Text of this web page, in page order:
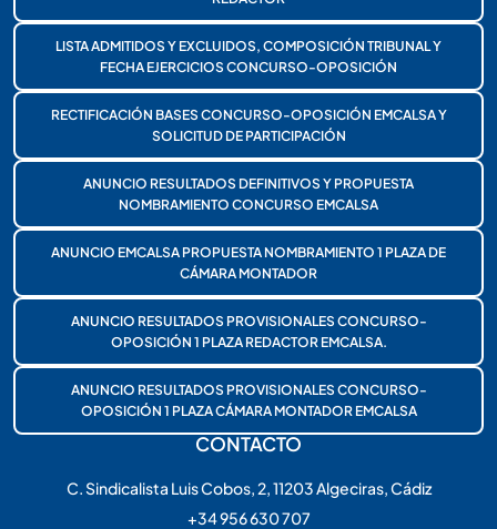
LISTA ADMITIDOS Y EXCLUIDOS, COMPOSICIÓN TRIBUNAL Y
FECHA EJERCICIOS CONCURSO-OPOSICIÓN
RECTIFICACIÓN BASES CONCURSO-OPOSICIÓN EMCALSA Y
SOLICITUD DE PARTICIPACIÓN
ANUNCIO RESULTADOS DEFINITIVOS Y PROPUESTA
NOMBRAMIENTO CONCURSO EMCALSA
ANUNCIO EMCALSA PROPUESTA NOMBRAMIENTO 1 PLAZA DE
CÁMARA MONTADOR
ANUNCIO RESULTADOS PROVISIONALES CONCURSO-
OPOSICIÓN 1 PLAZA REDACTOR EMCALSA.
ANUNCIO RESULTADOS PROVISIONALES CONCURSO-
OPOSICIÓN 1 PLAZA CÁMARA MONTADOR EMCALSA
CONTACTO
C. Sindicalista Luis Cobos, 2, 11203 Algeciras, Cádiz
+34 956 630 707